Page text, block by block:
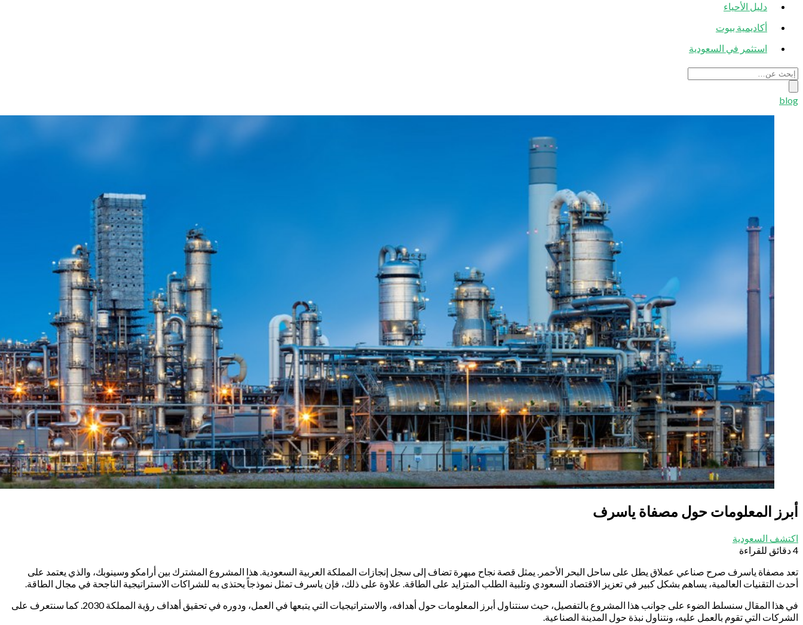
دليل الأحياء
أكاديمية بيوت
استثمر في السعودية
blog
أبرز المعلومات حول مصفاة ياسرف
اكتشف السعودية
4 دقائق للقراءة
تعد مصفاة ياسرف صرح صناعي عملاق يطل على ساحل البحر الأحمر. يمثل قصة نجاح مبهرة تضاف إلى سجل إنجازات المملكة العربية السعودية. هذا المشروع المشترك بين أرامكو وسينوبك، والذي يعتمد على
أحدث التقنيات العالمية، يساهم بشكل كبير في تعزيز الاقتصاد السعودي وتلبية الطلب المتزايد على الطاقة. علاوة على ذلك، فإن ياسرف تمثل نموذجاً يحتذى به للشراكات الاستراتيجية الناجحة في مجال الطاقة.
في هذا المقال سنسلط الضوء على جوانب هذا المشروع بالتفصيل، حيث سنتناول أبرز المعلومات حول أهدافه، والاستراتيجيات التي يتبعها في العمل، ودوره في تحقيق أهداف رؤية المملكة 2030. كما سنتعرف على
الشركات التي تقوم بالعمل عليه، ونتناول نبذة حول المدينة الصناعية.